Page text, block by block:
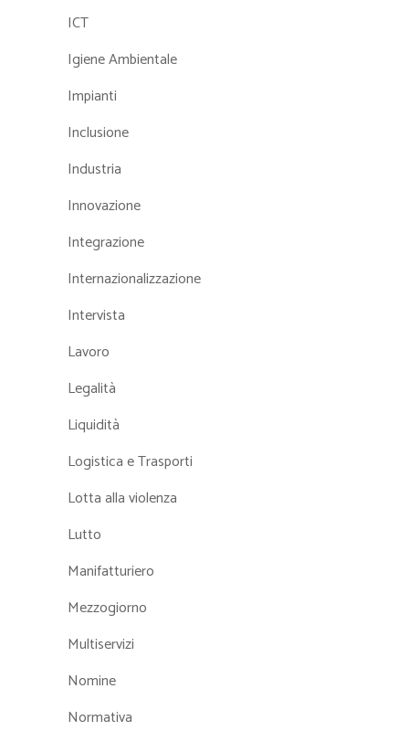
ICT
Igiene Ambientale
Impianti
Inclusione
Industria
Innovazione
Integrazione
Internazionalizzazione
Intervista
Lavoro
Legalità
Liquidità
Logistica e Trasporti
Lotta alla violenza
Lutto
Manifatturiero
Mezzogiorno
Multiservizi
Nomine
Normativa